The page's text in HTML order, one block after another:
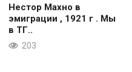
Нестор Махно в
эмиграции , 1921 г . Мы
в ТГ..
203